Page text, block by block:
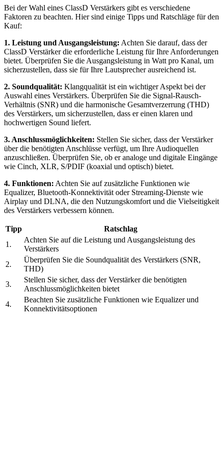
Bei der Wahl eines ClassD Verstärkers gibt es verschiedene
Faktoren zu beachten. Hier sind einige Tipps und Ratschläge für den
Kauf:
1. Leistung und Ausgangsleistung: Achten Sie darauf, dass der
ClassD Verstärker die erforderliche Leistung für Ihre Anforderungen
bietet. Überprüfen Sie die Ausgangsleistung in Watt pro Kanal, um
sicherzustellen, dass sie für Ihre Lautsprecher ausreichend ist.
2. Soundqualität: Klangqualität ist ein wichtiger Aspekt bei der
Auswahl eines Verstärkers. Überprüfen Sie die Signal-Rausch-
Verhältnis (SNR) und die harmonische Gesamtverzerrung (THD)
des Verstärkers, um sicherzustellen, dass er einen klaren und
hochwertigen Sound liefert.
3. Anschlussmöglichkeiten: Stellen Sie sicher, dass der Verstärker
über die benötigten Anschlüsse verfügt, um Ihre Audioquellen
anzuschließen. Überprüfen Sie, ob er analoge und digitale Eingänge
wie Cinch, XLR, S/PDIF (koaxial und optisch) bietet.
4. Funktionen: Achten Sie auf zusätzliche Funktionen wie
Equalizer, Bluetooth-Konnektivität oder Streaming-Dienste wie
Airplay und DLNA, die den Nutzungskomfort und die Vielseitigkeit
des Verstärkers verbessern können.
Tipp
Ratschlag
1.
Achten Sie auf die Leistung und Ausgangsleistung des
Verstärkers
2.
Überprüfen Sie die Soundqualität des Verstärkers (SNR,
THD)
3.
Stellen Sie sicher, dass der Verstärker die benötigten
Anschlussmöglichkeiten bietet
4.
Beachten Sie zusätzliche Funktionen wie Equalizer und
Konnektivitätsoptionen